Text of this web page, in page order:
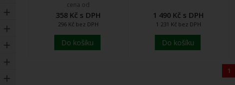
cena od
358 Kč s DPH
296 Kč bez DPH
Do košíku
1 490 Kč s DPH
1 231 Kč bez DPH
Do košíku
1